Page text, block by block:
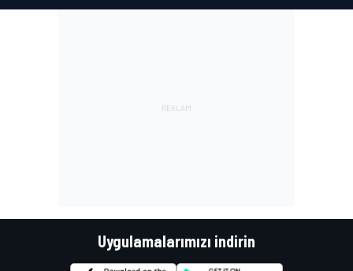
Uygulamalarımızı indirin